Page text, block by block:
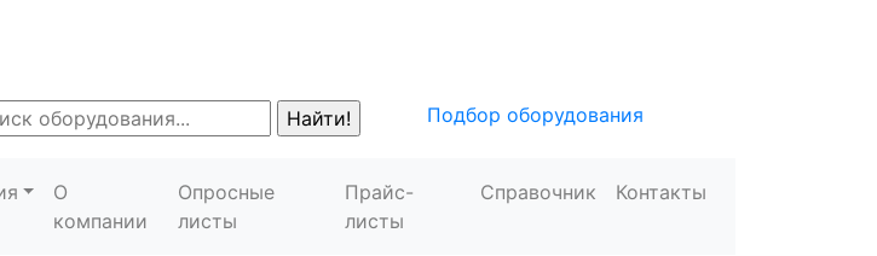
Подбор оборудования
О
компании
Опросные
листы
Прайс-
листы
Справочник Контакты